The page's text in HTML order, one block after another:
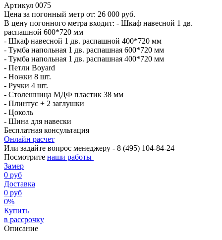
Артикул 0075
Цена за погонный метр от: 26 000 руб.
В цену погонного метра входит: - Шкаф навесной 1 дв.
распашной 600*720 мм
- Шкаф навесной 1 дв. распашной 400*720 мм
- Тумба напольная 1 дв. распашная 600*720 мм
- Тумба напольная 1 дв. распашная 400*720 мм
- Петли Boyard
- Ножки 8 шт.
- Ручки 4 шт.
- Столешница МДФ пластик 38 мм
- Плинтус + 2 заглушки
- Цоколь
- Шина для навески
Бесплатная консультация
Онлайн расчет
Или задайте вопрос менеджеру - 8 (495) 104-84-24
Посмотрите наши работы
Замер
0 руб
Доставка
0 руб
0%
Купить
в рассрочку
Описание